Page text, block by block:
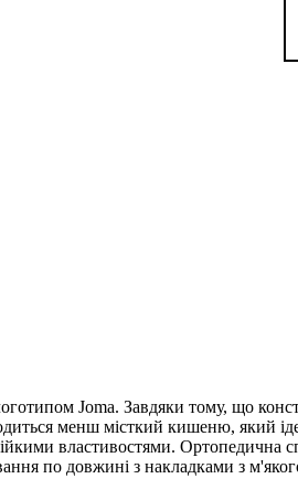
Joma. Завдяки тому, що
менш місткий кишеню, який
властивостями. Ортопедична
по довжині з накладками з